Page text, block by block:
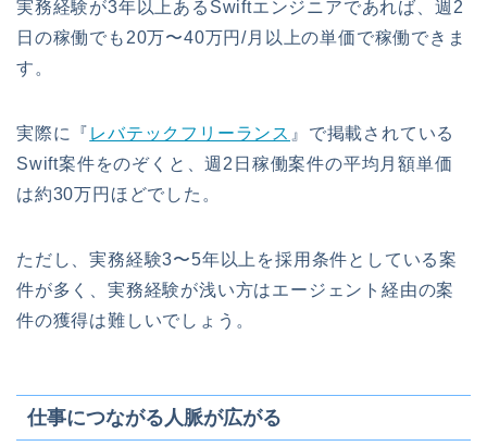
実務経験が3年以上あるSwiftエンジニアであれば、週2
日の稼働でも20万〜40万円/月以上の単価で稼働できま
す。
実際に『 レバテックフリーランス 』で掲載されている
Swift案件をのぞくと、週2日稼働案件の平均月額単価
は約30万円ほどでした。
ただし、実務経験3〜5年以上を採用条件としている案
件が多く、実務経験が浅い方はエージェント経由の案
件の獲得は難しいでしょう。
仕事につながる人脈が広がる